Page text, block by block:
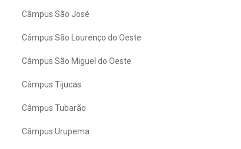
Câmpus São José
Câmpus São Lourenço do Oeste
Câmpus São Miguel do Oeste
Câmpus Tijucas
Câmpus Tubarão
Câmpus Urupema